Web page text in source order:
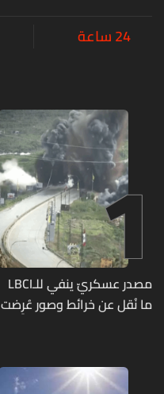
24 ساعة
1
مصدر عسكريّ ينفي للـLBCI
ما نُقل عن خرائط وصور عُرِضت
تحت الأرض